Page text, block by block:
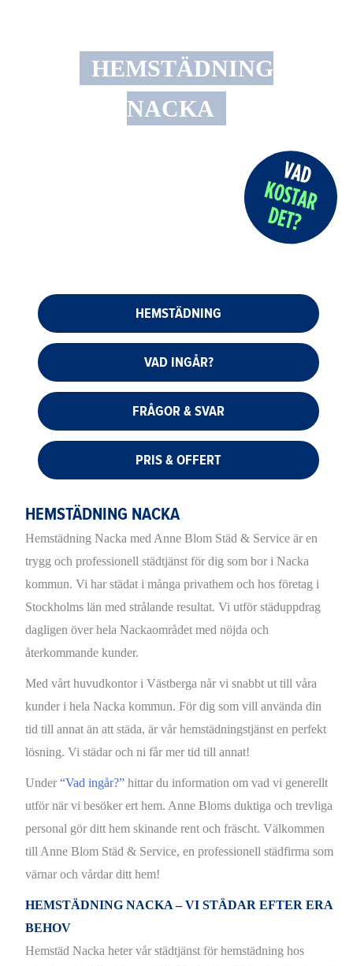
HEMSTÄDNING
NACKA
HEMSTÄDNING
VAD INGÅR?
FRÅGOR & SVAR
PRIS & OFFERT
HEMSTÄDNING NACKA
Hemstädning Nacka med Anne Blom Städ & Service är en
trygg och professionell städtjänst för dig som bor i Nacka
kommun. Vi har städat i många privathem och hos företag i
Stockholms län med strålande resultat. Vi utför städuppdrag
dagligen över hela Nackaområdet med nöjda och
återkommande kunder.
Med vårt huvudkontor i Västberga når vi snabbt ut till våra
kunder i hela Nacka kommun. För dig som vill använda din
tid till annat än att städa, är vår hemstädningstjänst en perfekt
lösning. Vi städar och ni får mer tid till annat!
Under“Vad ingår?” hittar du information om vad vi generellt
utför när vi besöker ert hem. Anne Bloms duktiga och trevliga
personal gör ditt hem skinande rent och fräscht. Välkommen
till Anne Blom Städ & Service, en professionell städfirma som
värnar och vårdar ditt hem!
HEMSTÄDNING NACKA – VI STÄDAR EFTER ERA
BEHOV
Hemstäd Nacka heter vår städtjänst för hemstädning hos